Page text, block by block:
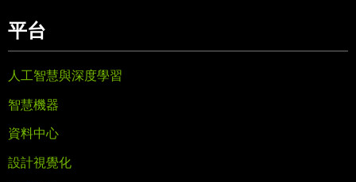
平台
人工智慧與深度學習
智慧機器
資料中心
設計視覺化